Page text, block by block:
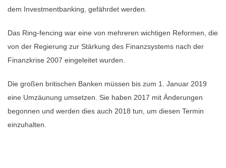
dem Investmentbanking, gefährdet werden.
Das Ring-fencing war eine von mehreren wichtigen Reformen, die
von der Regierung zur Stärkung des Finanzsystems nach der
Finanzkrise 2007 eingeleitet wurden.
Die großen britischen Banken müssen bis zum 1. Januar 2019
eine Umzäunung umsetzen. Sie haben 2017 mit Änderungen
begonnen und werden dies auch 2018 tun, um diesen Termin
einzuhalten.